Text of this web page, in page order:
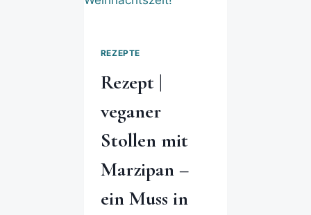
REZEPTE
Rezept |
veganer
Stollen mit
Marzipan –
ein Muss in